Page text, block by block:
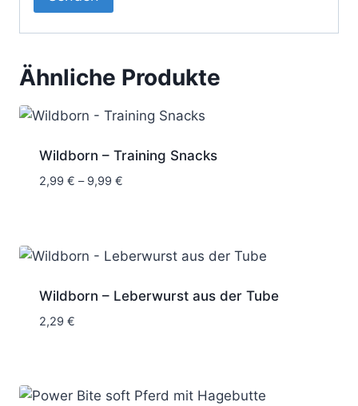
Ähnliche Produkte
Wildborn – Training Snacks
2,99 € – 9,99 €Preisspanne:
Wildborn – Leberwurst aus der Tube
2,29 €